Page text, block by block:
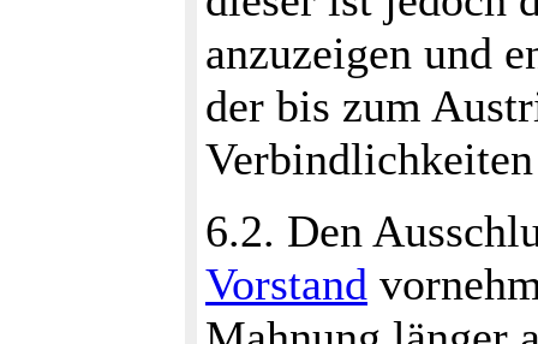
anzuzeigen und
der bis zum
6.2. Den
Vorstand